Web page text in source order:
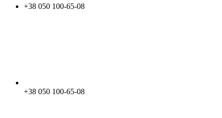
+38 050 100-65-08
+38 050 100-65-08